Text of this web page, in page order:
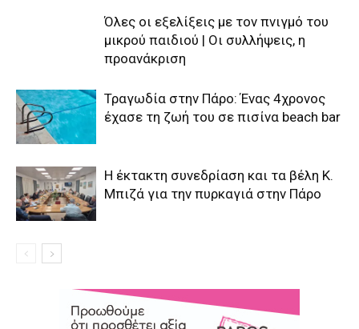
Όλες οι εξελίξεις με τον πνιγμό του
μικρού παιδιού | Οι συλλήψεις, η
προανάκριση
Τραγωδία στην Πάρο: Ένας 4χρονος
έχασε τη ζωή του σε πισίνα beach bar
Η έκτακτη συνεδρίαση και τα βέλη Κ.
Μπιζά για την πυρκαγιά στην Πάρο